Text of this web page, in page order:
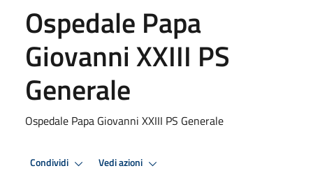
Ospedale Papa
Giovanni XXIII PS
Generale
Ospedale Papa Giovanni XXIII PS Generale
Condividi Vedi azioni